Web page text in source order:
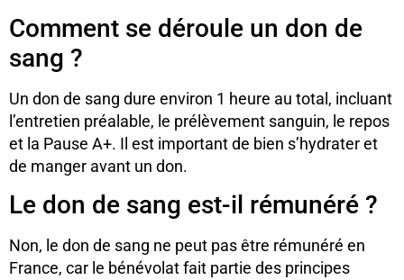
Comment se déroule un don de
sang ?
Un don de sang dure environ 1 heure au total, incluant
l’entretien préalable, le prélèvement sanguin, le repos
et la Pause A+. Il est important de bien s’hydrater et
de manger avant un don.
Le don de sang est-il rémunéré ?
Non, le don de sang ne peut pas être rémunéré en
France, car le bénévolat fait partie des principes